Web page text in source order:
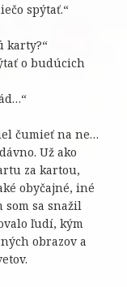
spýtať.“
karty?“
o budúcich
čumieť na ne…
Už ako
za kartou,
obyčajné, iné
som sa snažil
ľudí, kým
obrazov a